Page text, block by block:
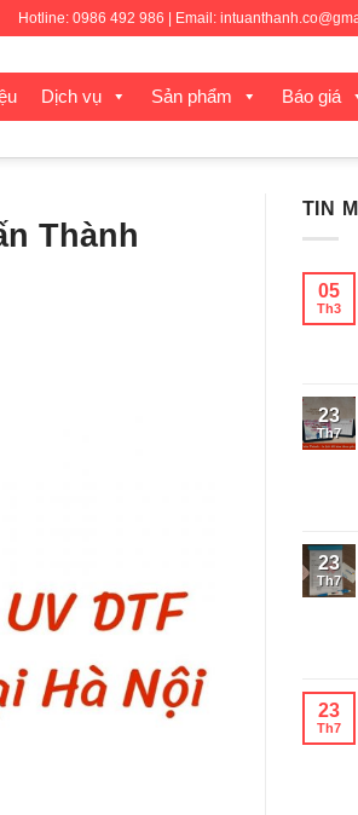
Hotline: 0986 492 986 | Email:
Dịch vụ Sản phẩm Báo giá
Thành
TIN
05
Th3
23
Th7
23
Th7
23
Th7